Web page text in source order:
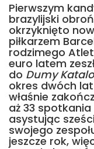
Pierwszym
brazylijski
okrzyknięto
piłkarzem
rodzimego
euro latem
do Dumy
okres dwóch
właśnie
aż 33
asystując
swojego
jeszcze rok,